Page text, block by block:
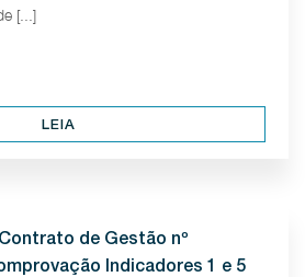
[...]
LEIA
de Gestão nº
Indicadores 1 e 5